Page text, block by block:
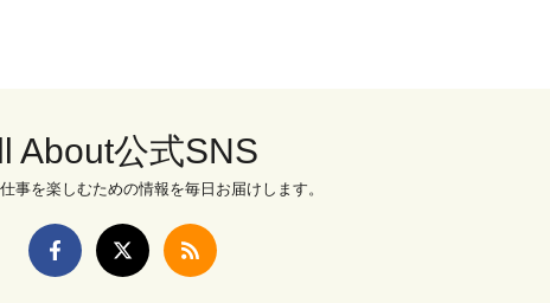
About公式SNS
事を楽しむための情報を毎日お届けします。